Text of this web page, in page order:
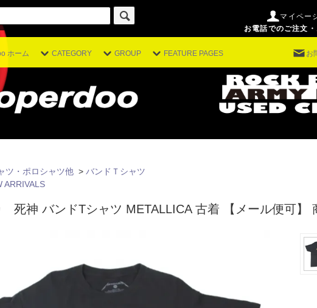
マイペー
お電話でのご注文
ホーム CATEGORY GROUP FEATURE PAGES お
ツ・ポロシャツ他 > バンドＴシャツ
ARRIVALS
死神 バンドTシャツ METALLICA 古着 【メール便可】